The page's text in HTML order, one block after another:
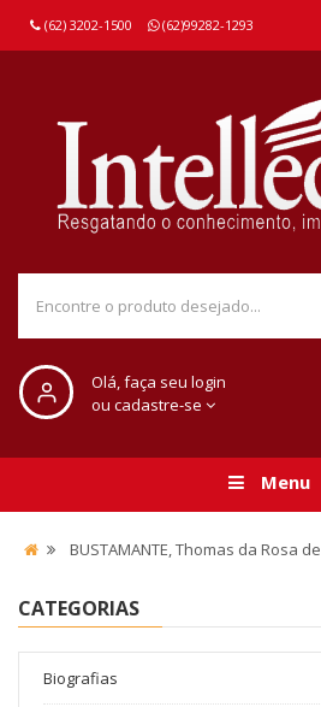
(62) 3202-1500 (62)99282-1293
Olá, faça seu login
ou cadastre-se
Menu
BUSTAMANTE, Thomas da Rosa de
CATEGORIAS
Biografias